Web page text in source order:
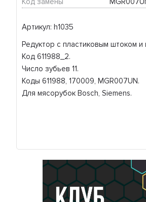
Артикул: h1035
Редуктор с пластиковым штоком и
Код 611988_2.
Число зубьев 11.
Коды 611988, 170009, MGR007UN.
Для мясорубок Bosch, Siemens.